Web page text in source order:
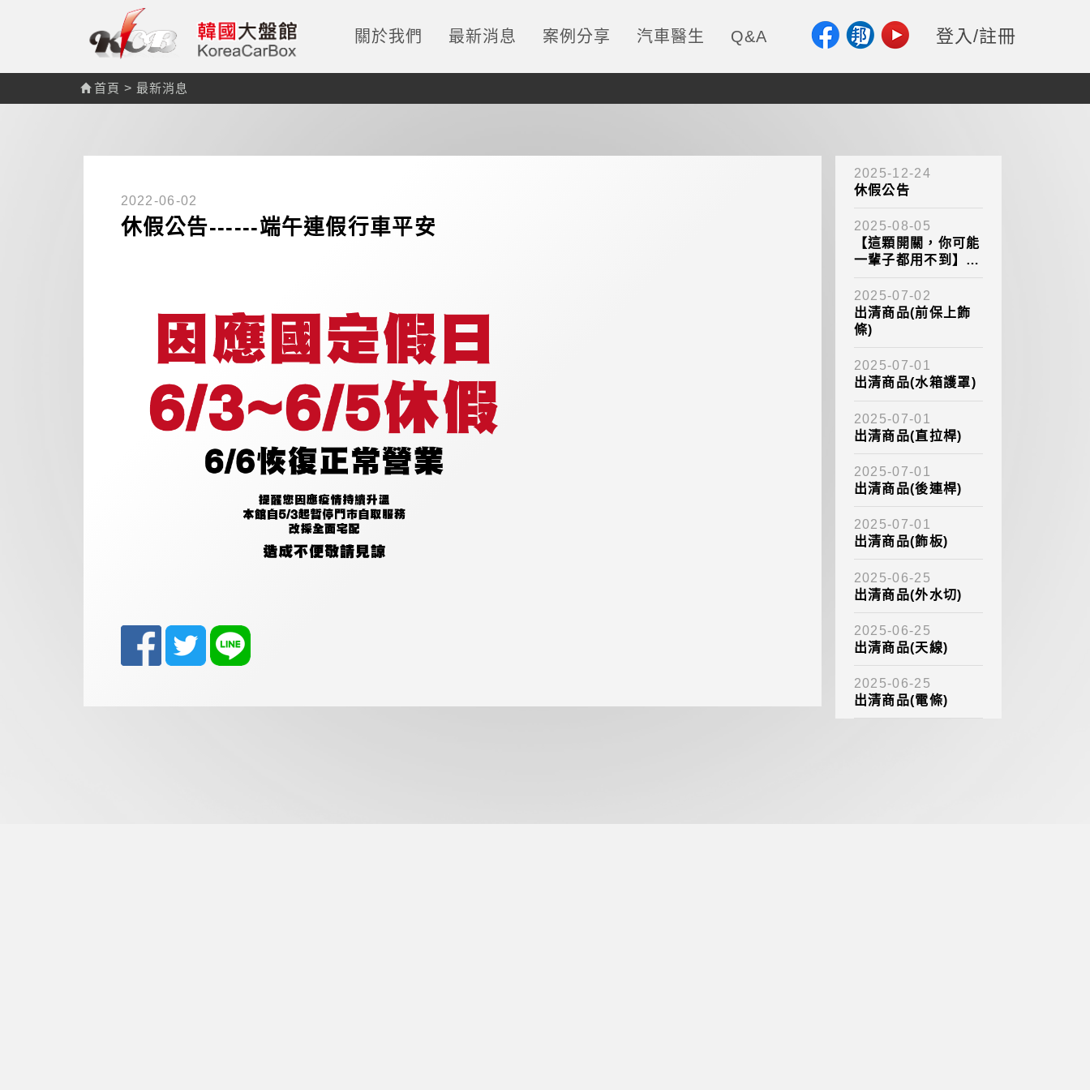
關於我們 最新消息 案例分享 汽車醫生 Q&A 登入/註冊
首頁 > 最新消息
2022-06-02
休假公告------端午連假行車平安
2025-12-24
休假公告
2025-08-05
【這顆開關，你可能
一輩子都用不到】稀
動收折+後視鏡微調
開關
2025-07-02
出清商品(前保上飾
條)
2025-07-01
出清商品(水箱護罩)
2025-07-01
出清商品(直拉桿)
2025-07-01
出清商品(後連桿)
2025-07-01
出清商品(飾板)
2025-06-25
出清商品(外水切)
2025-06-25
出清商品(天線)
2025-06-25
出清商品(電條)